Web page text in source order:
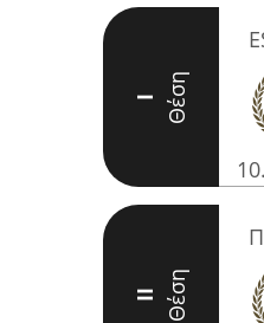
I Θέση
II Θέση